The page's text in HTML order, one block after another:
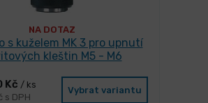
NA DOTAZ
s kuželem MK 3 pro upnutí
kleštin M5 - M6
Kč / ks
s DPH
Vybrat variantu